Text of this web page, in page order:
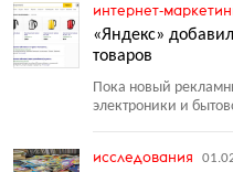
интернет-
«Яндекс»
товаров
Пока новый
электроники и
исследования